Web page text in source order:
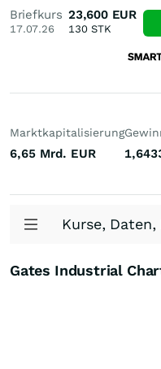
Briefkurs
17.07.26
23,600 EUR
130STK
Marktkapitalisierung
6,65 Mrd. EUR
Kurse, Daten,
Gates Industrial